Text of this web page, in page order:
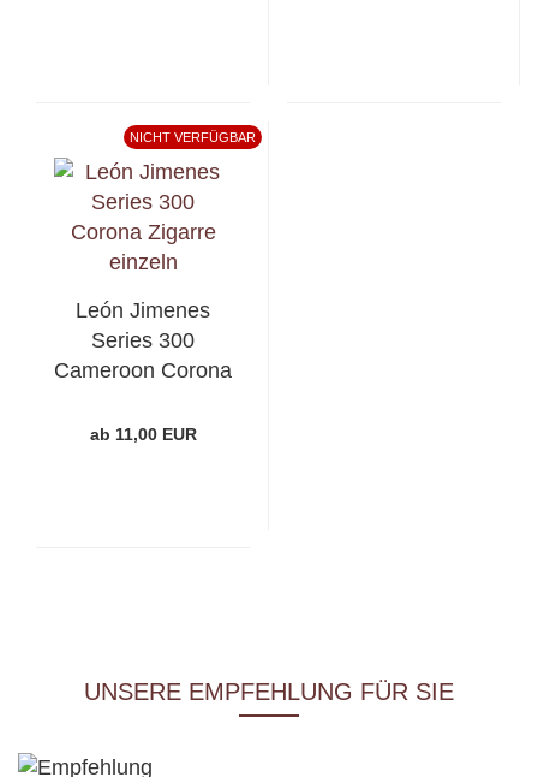
NICHT VERFÜGBAR
León Jimenes
Series 300
Cameroon Corona
ab 11,00 EUR
UNSERE EMPFEHLUNG FÜR SIE